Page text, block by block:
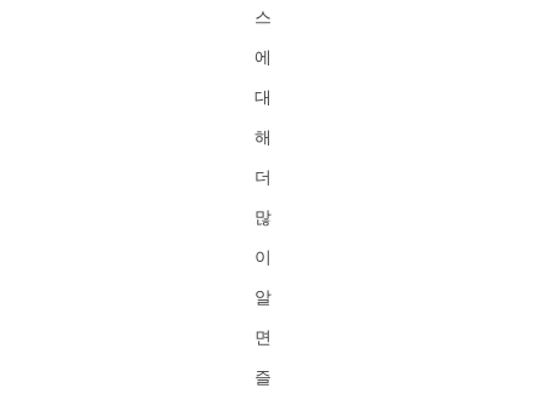
스
에
대
해
더
많
이
알
면
즐